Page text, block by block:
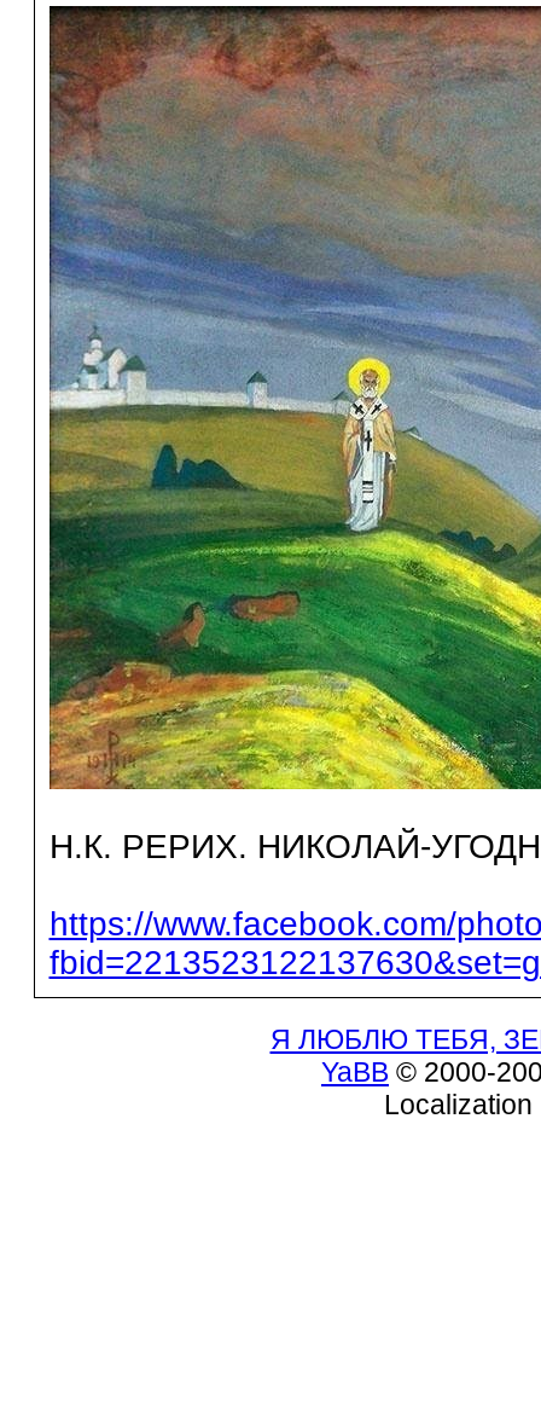
Н.К. РЕРИХ. НИКОЛАЙ-
https://www.facebook.com/
Я ЛЮБЛЮ ТЕБЯ,
YaBB © 2000-